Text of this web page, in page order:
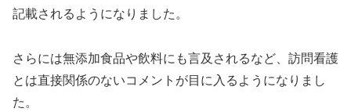
記載されるようになりました。
さらには無添加食品や飲料にも言及されるなど、訪問看護
とは直接関係のないコメントが目に入るようになりまし
た。